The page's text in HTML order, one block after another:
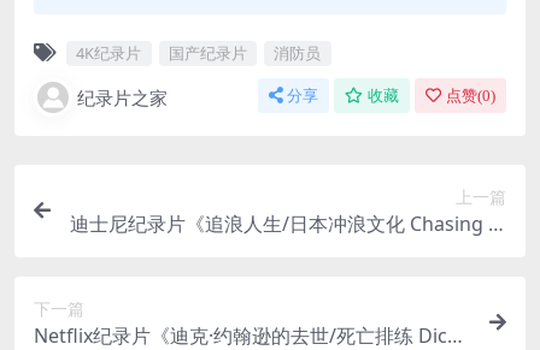
4K纪录片 国产纪录片 消防员
纪录片之家 分享 收藏 点赞(0)
上一篇
迪士尼纪录片《追浪人生/日本冲浪文化 Chasing W
下一篇
Netflix纪录片《迪克·约翰逊的去世/死亡排练 Dick J